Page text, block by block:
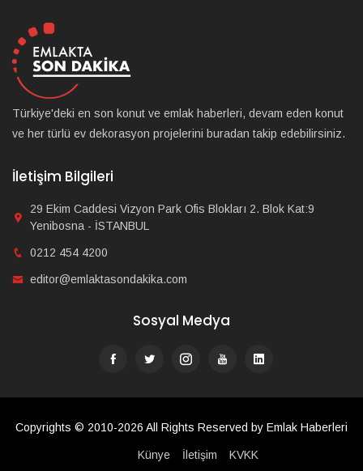
Türkiye'deki en son konut ve emlak haberleri, devam eden konut
ve her türlü ev dekorasyon projelerini buradan takip edebilirsiniz.
İletişim Bilgileri
29 Ekim Caddesi Vizyon Park Ofis Blokları 2. Blok Kat:9
Yenibosna - İSTANBUL
0212 454 4200
editor@emlaktasondakika.com
Sosyal Medya
Copyrights © 2010-2026 All Rights Reserved by Emlak Haberleri
Künye İletişim KVKK